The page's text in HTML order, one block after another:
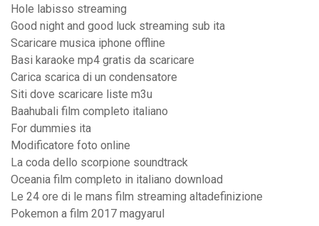
Hole labisso streaming
Good night and good luck streaming sub ita
Scaricare musica iphone offline
Basi karaoke mp4 gratis da scaricare
Carica scarica di un condensatore
Siti dove scaricare liste m3u
Baahubali film completo italiano
For dummies ita
Modificatore foto online
La coda dello scorpione soundtrack
Oceania film completo in italiano download
Le 24 ore di le mans film streaming altadefinizione
Pokemon a film 2017 magyarul